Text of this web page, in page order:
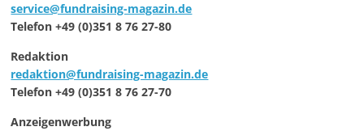
service@fundraising-magazin.de
Telefon +49 (0)351 8 76 27-80
Redaktion
redaktion@fundraising-magazin.de
Telefon +49 (0)351 8 76 27-70
Anzeigenwerbung